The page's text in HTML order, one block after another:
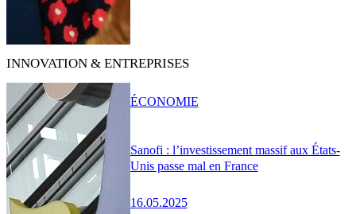
INNOVATION & ENTREPRISES
Sanofi : l’investissement massif aux États-
Unis passe mal en France
16.05.2025
ÉCONOMIE